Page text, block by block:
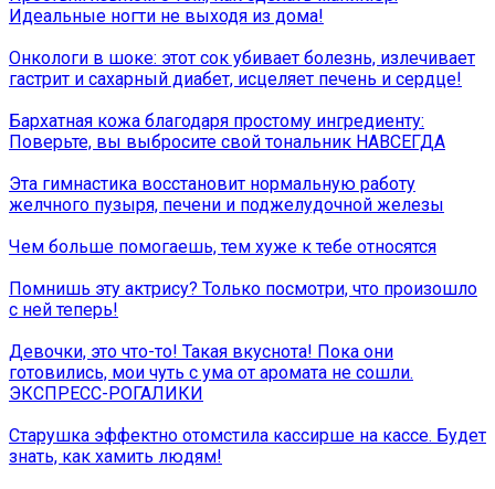
Идеальные ногти не выходя из дома!
Онкологи в шоке: этот сок убивает болезнь, излечивает
гастрит и сахарный диабет, исцеляет печень и сердце!
Бархатная кожа благодаря простому ингредиенту:
Поверьте, вы выбросите свой тональник НАВСЕГДА
Эта гимнастика восстановит нормальную работу
желчного пузыря, печени и поджелудочной железы
Чем больше помогаешь, тем хуже к тебе относятся
Помнишь эту актрису? Только посмотри, что произошло
с ней теперь!
Девочки, это что-то! Такая вкуснота! Пока они
готовились, мои чуть с ума от аромата не сошли.
ЭКСПРЕСС-РОГАЛИКИ
Старушка эффектно отомстила кассирше на кассе. Будет
знать, как хамить людям!